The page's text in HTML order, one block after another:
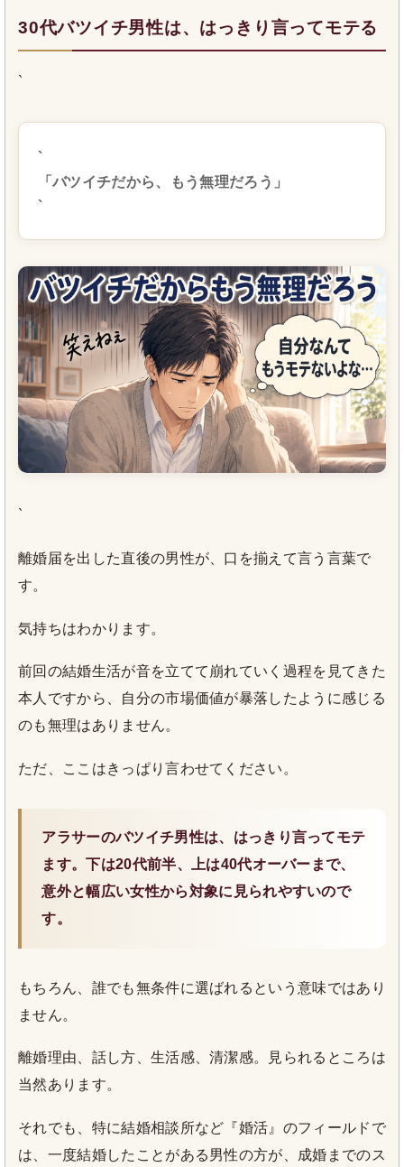
30代バツイチ男性は、はっきり言ってモテる
`
`
「バツイチだから、もう無理だろう」
`
`
離婚届を出した直後の男性が、口を揃えて言う言葉で
す。
気持ちはわかります。
前回の結婚生活が音を立てて崩れていく過程を見てきた
本人ですから、自分の市場価値が暴落したように感じる
のも無理はありません。
ただ、ここはきっぱり言わせてください。
アラサーのバツイチ男性は、はっきり言ってモテ
ます。下は20代前半、上は40代オーバーまで、
意外と幅広い女性から対象に見られやすいので
す。
もちろん、誰でも無条件に選ばれるという意味ではあり
ません。
離婚理由、話し方、生活感、清潔感。見られるところは
当然あります。
それでも、特に結婚相談所など『婚活』のフィールドで
は、一度結婚したことがある男性の方が、成婚までのス